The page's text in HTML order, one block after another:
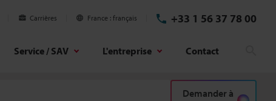
Carrières France français +33 1 56 37 78 00
Service / SAV L'entreprise Contact
Demander à